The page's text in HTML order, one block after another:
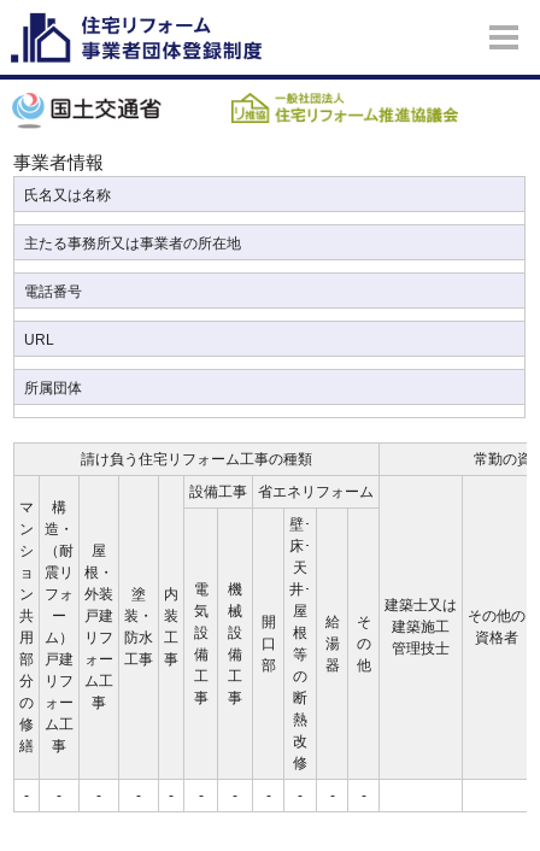
事業者情報
氏名又は名称
主たる事務所又は事業者の所在地
電話番号
URL
所属団体
請け負う住宅リフォーム工事の種類 常勤の資
マ
ン
シ
ョ
ン
共
用
部
分
の
修
繕
構
造・
（耐
震リ
フォ
ー
ム）
戸建
リフ
ォー
ム工
事
屋
根・
外装
戸建
リフ
ォー
ム工
事
塗
装・
防水
工事
内
装
工
事
設備工事 省エネリフォーム
建築士又は
建築施工
管理技士
その他の
資格者
電
気
設
備
工
事
機
械
設
備
工
事
開
口
部
壁･
床･
天
井･
屋
根
等
の
断
熱
改
修
給
湯
器
そ
の
他
- - - - - - - - - - -